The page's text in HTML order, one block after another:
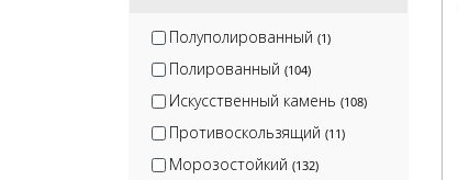
Полуполированный (1)
Полированный (104)
Искусственный камень (108)
Противоскользящий (11)
Морозостойкий (132)